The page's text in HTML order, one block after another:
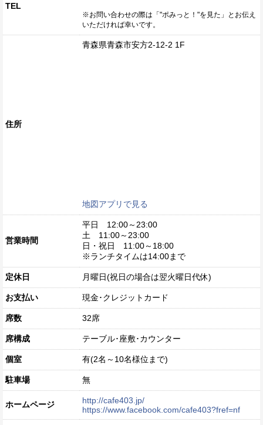
TEL
※お問い合わせの際は「"ポみっと！"を見た」とお伝え
いただければ幸いです。
住所
青森県青森市安方2-12-2 1F
地図アプリで見る
営業時間
平日 12:00～23:00
土 11:00～23:00
日・祝日 11:00～18:00
※ランチタイムは14:00まで
定休日 月曜日(祝日の場合は翌火曜日代休)
お支払い 現金･クレジットカード
席数 32席
席構成 テーブル･座敷･カウンター
個室 有(2名～10名様位まで)
駐車場 無
ホームページ
http://cafe403.jp/
https://www.facebook.com/cafe403?fref=nf